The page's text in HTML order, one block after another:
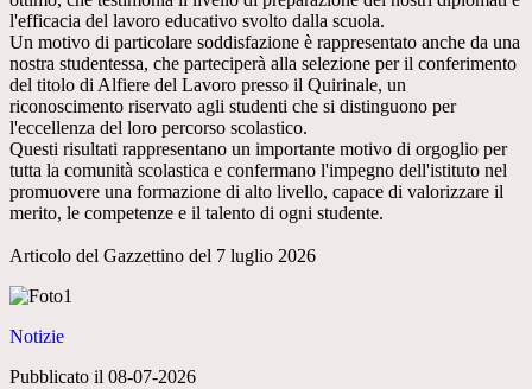
l'efficacia del lavoro educativo svolto dalla scuola.
Un motivo di particolare soddisfazione è rappresentato anche da una
nostra studentessa, che parteciperà alla selezione per il conferimento
del titolo di Alfiere del Lavoro presso il Quirinale, un
riconoscimento riservato agli studenti che si distinguono per
l'eccellenza del loro percorso scolastico.
Questi risultati rappresentano un importante motivo di orgoglio per
tutta la comunità scolastica e confermano l'impegno dell'istituto nel
promuovere una formazione di alto livello, capace di valorizzare il
merito, le competenze e il talento di ogni studente.
Articolo del Gazzettino del 7 luglio 2026
Notizie
Pubblicato il 08-07-2026